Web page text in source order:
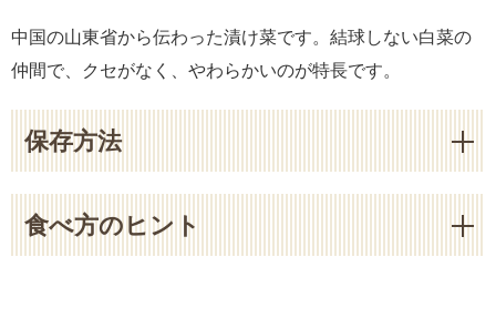
中国の山東省から伝わった漬け菜です。結球しない白菜の
仲間で、クセがなく、やわらかいのが特長です。
保存方法
食べ方のヒント